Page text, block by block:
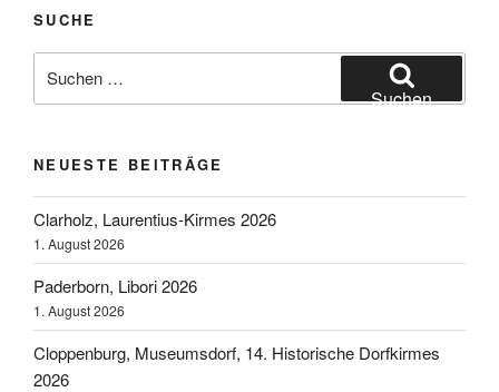
SUCHE
nach:
Suchen
NEUESTE BEITRÄGE
Clarholz, Laurentius-Kirmes 2026
1. August 2026
Paderborn, Libori 2026
1. August 2026
Cloppenburg, Museumsdorf, 14. Historische Dorfkirmes
2026